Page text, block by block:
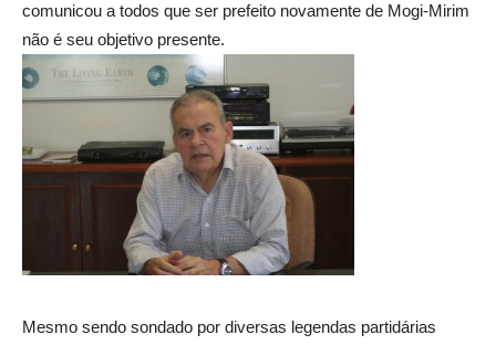
comunicou a todos que ser prefeito novamente de Mogi-Mirim
não é seu objetivo presente.
Mesmo sendo sondado por diversas legendas partidárias